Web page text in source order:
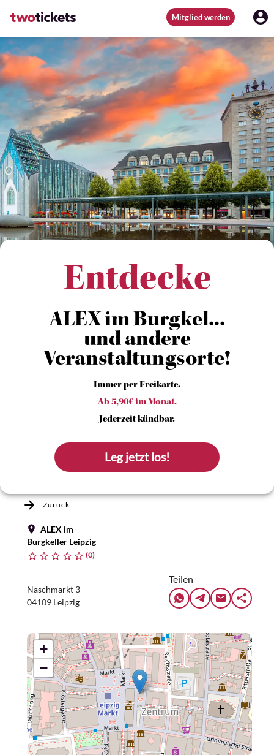
Mitglied werden
Entdecke
ALEX im Burgkel...
und andere
Veranstaltungsorte!
Immer per Freikarte.
Ab 5,90€ im Monat.
Jederzeit kündbar.
Leg jetzt los!
Zurück
ALEX im
Burgkeller Leipzig
(0)
Naschmarkt 3
04109 Leipzig
Teilen
+
−